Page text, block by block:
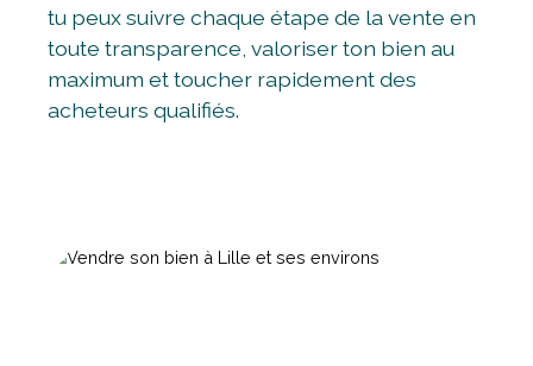
tu peux suivre chaque étape de la vente en
toute transparence, valoriser ton bien au
maximum et toucher rapidement des
acheteurs qualifiés.